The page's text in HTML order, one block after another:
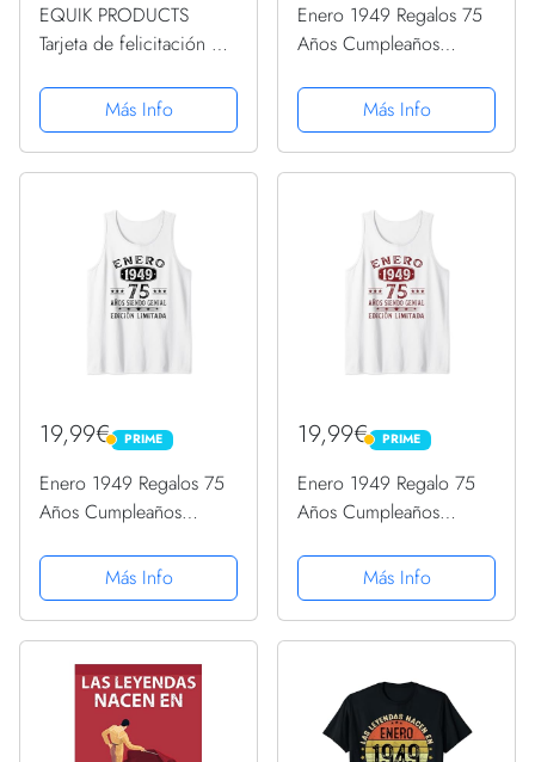
EQUIK PRODUCTS
Tarjeta de felicitación de
Regalo de cumpleaños
original | Diario Vintage
| Cumpleaños Hombre |
Más Info
Enero 1949 Regalos 75
Años Cumpleaños
Camiseta sin Mangas
Más Info
19,99€ PRIME
PRIME
Enero 1949 Regalos 75
Años Cumpleaños
Camiseta sin Mangas
Más Info
19,99€ PRIME
PRIME
Enero 1949 Regalo 75
Años Cumpleaños
1949 Camiseta sin
Mangas
Más Info